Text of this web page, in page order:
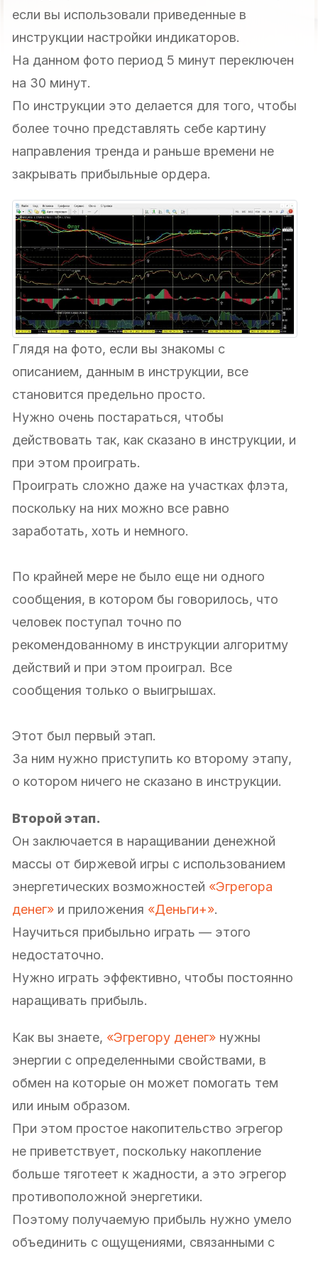
если вы использовали приведенные в
инструкции настройки индикаторов.
На данном фото период 5 минут переключен
на 30 минут.
По инструкции это делается для того, чтобы
более точно представлять себе картину
направления тренда и раньше времени не
закрывать прибыльные ордера.
Глядя на фото, если вы знакомы с
описанием, данным в инструкции, все
становится предельно просто.
Нужно очень постараться, чтобы
действовать так, как сказано в инструкции, и
при этом проиграть.
Проиграть сложно даже на участках флэта,
поскольку на них можно все равно
заработать, хоть и немного.
По крайней мере не было еще ни одного
сообщения, в котором бы говорилось, что
человек поступал точно по
рекомендованному в инструкции алгоритму
действий и при этом проиграл. Все
сообщения только о выигрышах.
Этот был первый этап.
За ним нужно приступить ко второму этапу,
о котором ничего не сказано в инструкции.
Второй этап.
Он заключается в наращивании денежной
массы от биржевой игры с использованием
энергетических возможностей «Эгрегора
денег» и приложения «Деньги+».
Научиться прибыльно играть — этого
недостаточно.
Нужно играть эффективно, чтобы постоянно
наращивать прибыль.
Как вы знаете, «Эгрегору денег» нужны
энергии с определенными свойствами, в
обмен на которые он может помогать тем
или иным образом.
При этом простое накопительство эгрегор
не приветствует, поскольку накопление
больше тяготеет к жадности, а это эгрегор
противоположной энергетики.
Поэтому получаемую прибыль нужно умело
объединить с ощущениями, связанными с